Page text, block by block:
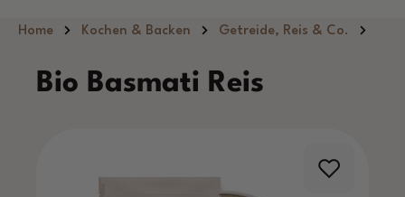
Hauptinhalt springen
Home Kochen & Backen Getreide, Reis & Co.
Bio Basmati Reis